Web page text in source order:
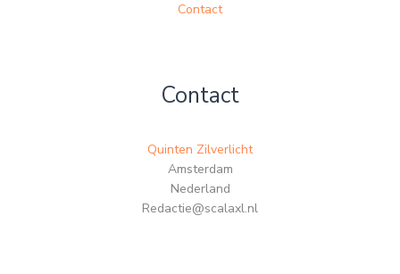
Contact
Contact
Quinten Zilverlicht
Amsterdam
Nederland
Redactie@scalaxl.nl